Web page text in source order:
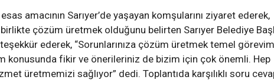
amacının Sarıyer’de yaşayan komşularını ziyaret ederek,
çözüm üretmek olduğunu belirten Sarıyer Belediye
ederek, “Sorunlarınıza çözüm üretmek temel
konusunda fikir ve önerileriniz de bizim için çok önemli. Hep
üretmemizi sağlıyor” dedi. Toplantıda karşılıklı soru